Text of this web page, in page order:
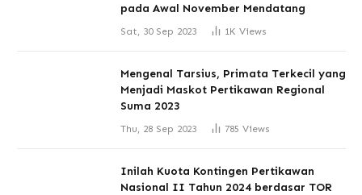
pada Awal November Mendatang
Sat, 30 Sep 2023 1K Views
Mengenal Tarsius, Primata Terkecil yang
Menjadi Maskot Pertikawan Regional
Suma 2023
Thu, 28 Sep 2023 785 Views
Inilah Kuota Kontingen Pertikawan
Nasional II Tahun 2024 berdasar TOR